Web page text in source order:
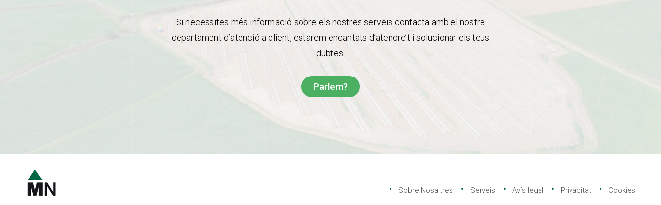
Si necessites més informació sobre els nostres serveis contacta amb el nostre
departament d’atenció a client, estarem encantats d’atendre’t i solucionar els teus
dubtes.
Parlem?
Sobre Nosaltres Serveis Avís legal Privacitat Cookies